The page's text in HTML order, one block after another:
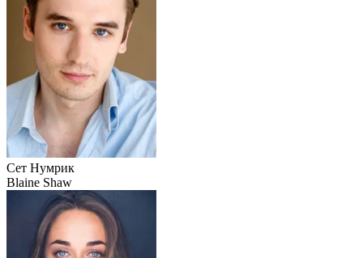
Сет Нумрик
Blaine Shaw